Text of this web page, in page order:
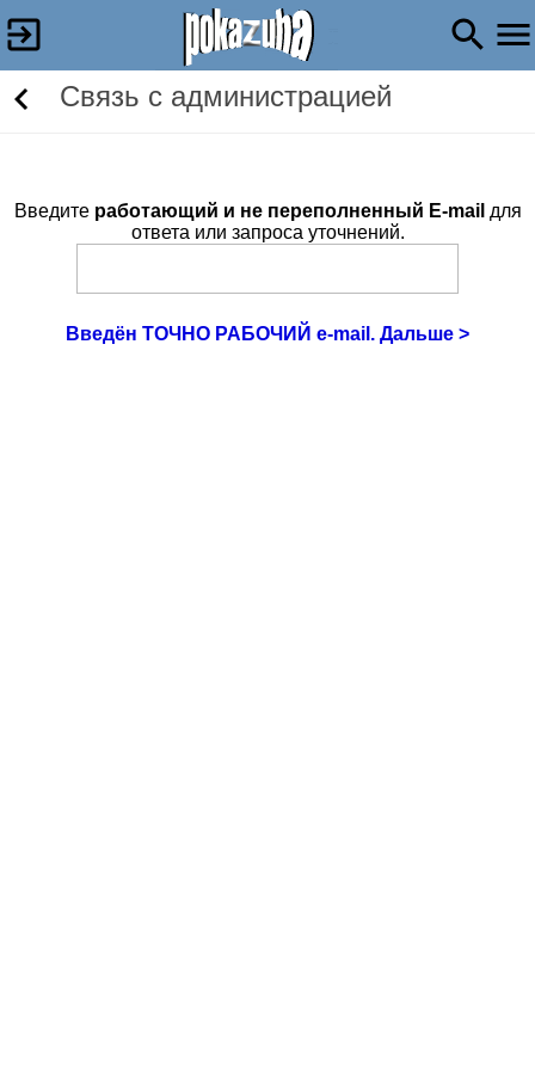
Связь c администрацией
Введите работающий и не переполненный E-mail для
ответа или запроса уточнений.
Введён ТОЧНО РАБОЧИЙ e-mail. Дальше >